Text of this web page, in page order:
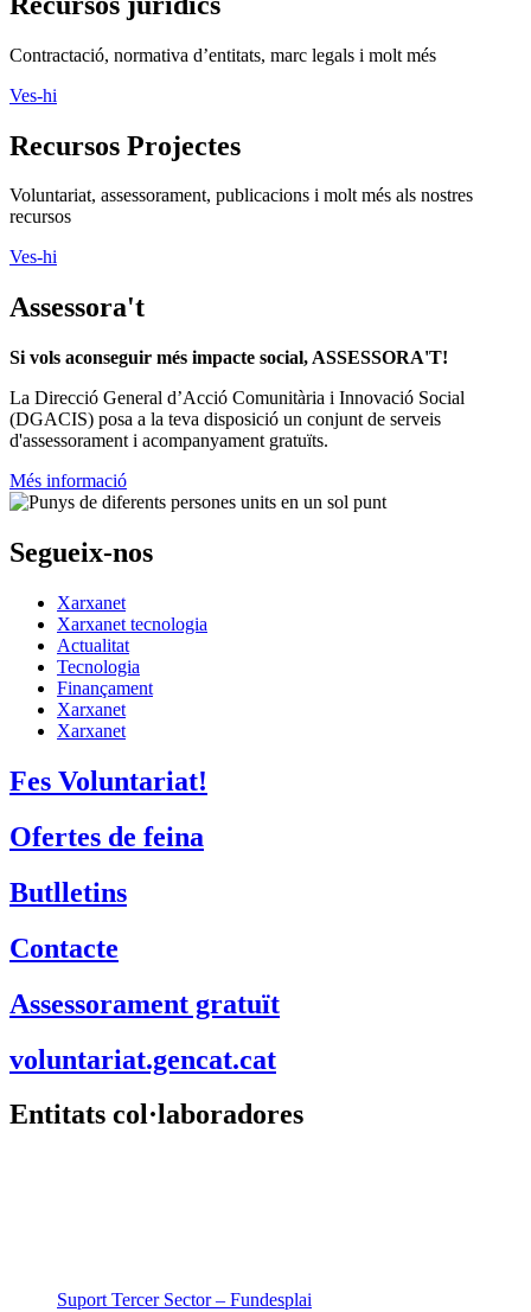
Contractació, normativa d’entitats, marc legals i molt més
Ves-hi
Recursos Projectes
Voluntariat, assessorament, publicacions i molt més als nostres
recursos
Ves-hi
Assessora't
Si vols aconseguir més impacte social, ASSESSORA'T!
La Direcció General d’Acció Comunitària i Innovació Social
(DGACIS) posa a la teva disposició un conjunt de serveis
d'assessorament i acompanyament gratuïts.
Més informació
Segueix-nos
Xarxanet
Xarxanet tecnologia
Actualitat
Tecnologia
Finançament
Xarxanet
Xarxanet
Fes Voluntariat!
Ofertes de feina
Butlletins
Contacte
Assessorament gratuït
voluntariat.gencat.cat
Entitats col·laboradores
Suport Tercer Sector – Fundesplai